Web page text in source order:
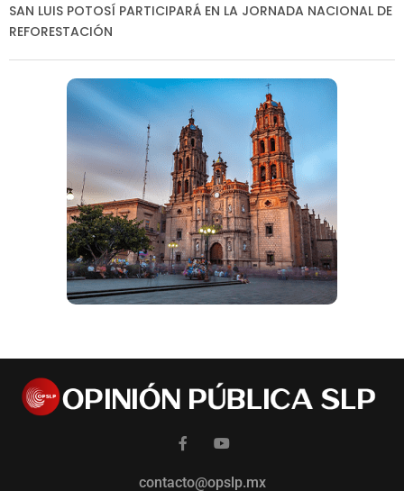
SAN LUIS POTOSÍ PARTICIPARÁ EN LA JORNADA NACIONAL DE
REFORESTACIÓN
contacto@opslp.mx